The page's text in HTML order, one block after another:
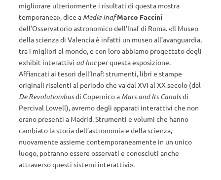
migliorare ulteriormente i risultati di questa mostra
temporanea», dice a Media Inaf Marco Faccini
dell’Osservatorio astronomico dell’Inaf di Roma. «Il Museo
della scienza di Valencia è infatti un museo all’avanguardia,
tra i migliori al mondo, e con loro abbiamo progettato degli
exhibit interattivi ad hocper questa esposizione.
Affiancati ai tesori dell’Inaf: strumenti, libri e stampe
originali risalenti al periodo che va dal XVI al XX secolo (dal
De Revolutionibusdi Copernico a Mars and Its Canalsdi
Percival Lowell), avremo degli apparati interattivi che non
erano presenti a Madrid. Strumenti e volumi che hanno
cambiato la storia dell’astronomia e della scienza,
nuovamente assieme contemporaneamente in un unico
luogo, potranno essere osservati e conosciuti anche
attraverso questi sistemi interattivi».